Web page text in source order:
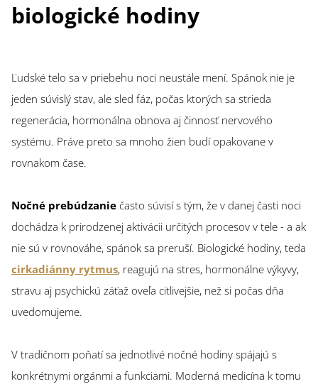
biologické hodiny
Ľudské telo sa v priebehu noci neustále mení. Spánok nie je
jeden súvislý stav, ale sled fáz, počas ktorých sa strieda
regenerácia, hormonálna obnova aj činnosť nervového
systému. Práve preto sa mnoho žien budí opakovane v
rovnakom čase.
Nočné prebúdzanie často súvisí s tým, že v danej časti noci
dochádza k prirodzenej aktivácii určitých procesov v tele - a ak
nie sú v rovnováhe, spánok sa preruší. Biologické hodiny, teda
cirkadiánny rytmus, reagujú na stres, hormonálne výkyvy,
stravu aj psychickú záťaž oveľa citlivejšie, než si počas dňa
uvedomujeme.
V tradičnom poňatí sa jednotlivé nočné hodiny spájajú s
konkrétnymi orgánmi a funkciami. Moderná medicína k tomu